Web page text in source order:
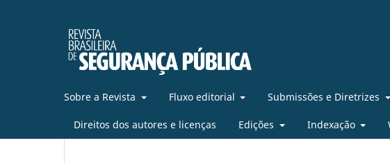
Sobre a Revista Fluxo editorial Submissões e Diretrizes
Direitos dos autores e licenças Edições Indexação